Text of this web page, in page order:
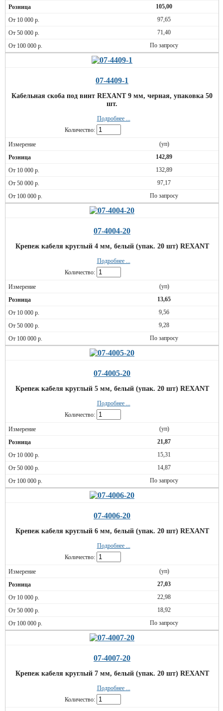
105,00
97,65
71,40
По запросу
07-4409-1
Кабельная скоба под винт REXANT 9 мм, черная, упаковка 50
шт.
Подробнее ...
Количество:
(уп)
142,89
132,89
97,17
По запросу
07-4004-20
Крепеж кабеля круглый 4 мм, белый (упак. 20 шт) REXANT
Подробнее ...
Количество:
(уп)
13,65
9,56
9,28
По запросу
07-4005-20
Крепеж кабеля круглый 5 мм, белый (упак. 20 шт) REXANT
Подробнее ...
Количество:
(уп)
21,87
15,31
14,87
По запросу
07-4006-20
Крепеж кабеля круглый 6 мм, белый (упак. 20 шт) REXANT
Подробнее ...
Количество:
(уп)
27,03
22,98
18,92
По запросу
07-4007-20
Крепеж кабеля круглый 7 мм, белый (упак. 20 шт) REXANT
Подробнее ...
Количество: